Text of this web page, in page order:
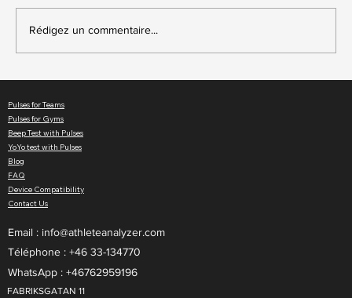
Cardiaque Personnalisées dans Pulses
Rédigez un commentaire...
Pulses for Teams
Pulses for Gyms
Beep Test with Pulses
YoYo test with Pulses
Blog
FAQ
Device Compatibility
Contact Us
Email : info@athleteanalyzer.com
Téléphone : +46 33-134770​
WhatsApp : +46762959196
FABRIKSGATAN 11